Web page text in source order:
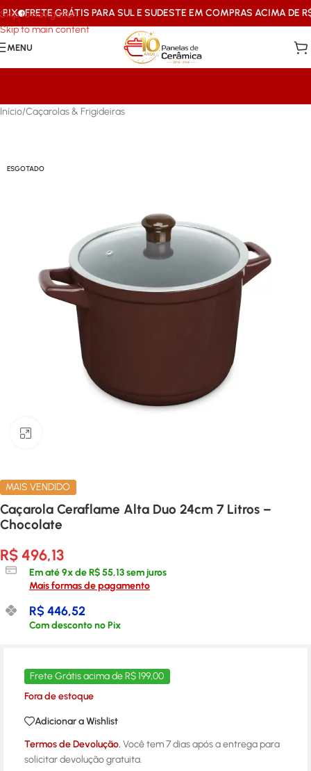
Skip to navigation
Skip to main content
FRETE GRÁTIS PARA SUL E SUDESTE EM COMPRAS ACIMA DE R$199
MENU
Início/Caçarolas & Frigideiras
ESGOTADO
MAIS VENDIDO
Caçarola Ceraflame Alta Duo 24cm 7 Litros –
Chocolate
R$496,13
Em até9x deR$55,13sem juros
Mais formas de pagamento
R$446,52
Com desconto no Pix
Frete Grátis acima de R$ 199,00
Fora de estoque
Adicionar a Wishlist
Termos de Devolução. Você tem 7 dias após a entrega para
solicitar devolução gratuita.